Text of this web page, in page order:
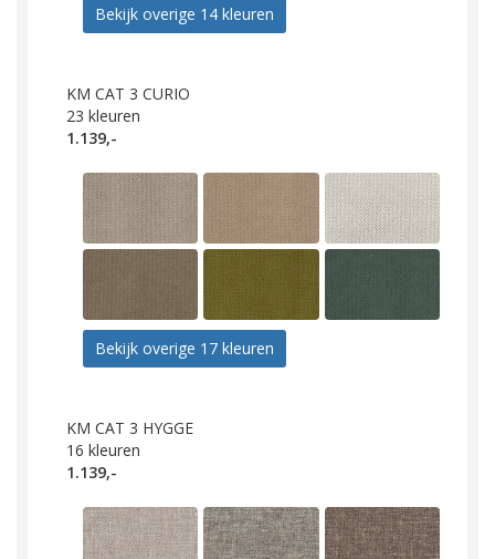
Bekijk overige 14 kleuren
KM CAT 3 CURIO
23 kleuren
1.139,-
Bekijk overige 17 kleuren
KM CAT 3 HYGGE
16 kleuren
1.139,-